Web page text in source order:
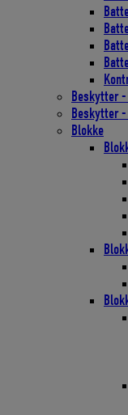
Beskytter
Beskytter
Blokke